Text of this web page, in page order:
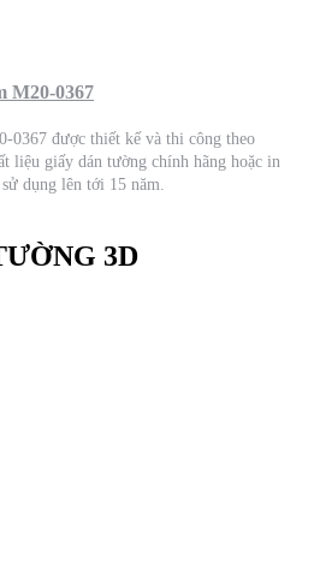
M20-0367
0367 được thiết kế và thi công theo
liệu giấy dán tường chính hãng hoặc in
dụng lên tới 15 năm.
3D